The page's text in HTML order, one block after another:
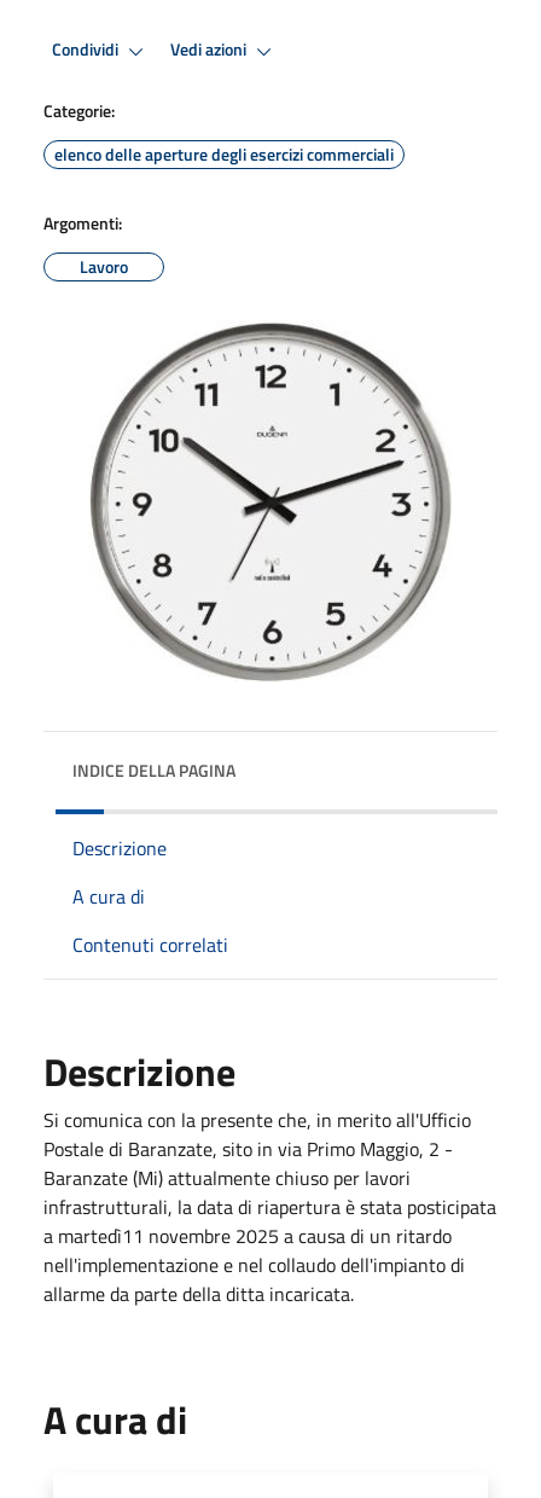
Condividi Vedi azioni
Categorie:
elenco delle aperture degli esercizi commerciali
Argomenti:
Lavoro
INDICE DELLA PAGINA
Descrizione
A cura di
Contenuti correlati
Descrizione
Si comunica con la presente che, in merito all'Ufficio
Postale di Baranzate, sito in via Primo Maggio, 2 -
Baranzate (Mi) attualmente chiuso per lavori
infrastrutturali, la data di riapertura è stata posticipata
a martedì11 novembre 2025 a causa di un ritardo
nell'implementazione e nel collaudo dell'impianto di
allarme da parte della ditta incaricata.
A cura di